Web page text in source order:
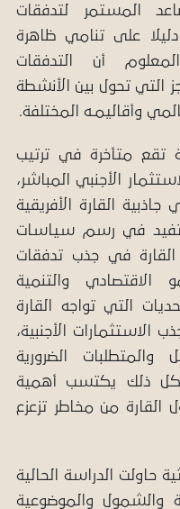
المستمر لتدفقات
دليلا على تنامي ظاهرة
أن التدفقات
التي تحول بين الأنشطة
وأقاليمـه
المختلفة.
تقع متأخرة في ترتيب
الأجنبي المباشر،
القارة الأفريقية
تفيد في رسم سياسات
القارة في جذب تدفقات
الاقتصادي والتنمية
التي تواجه القارة
الاستثمارات الأجنبية،
الضرورية
كل ذلك يكتسب أهمية
من مخاطر تزعزع
حاولت الدراسة الحالية
والشمول والموضوعية